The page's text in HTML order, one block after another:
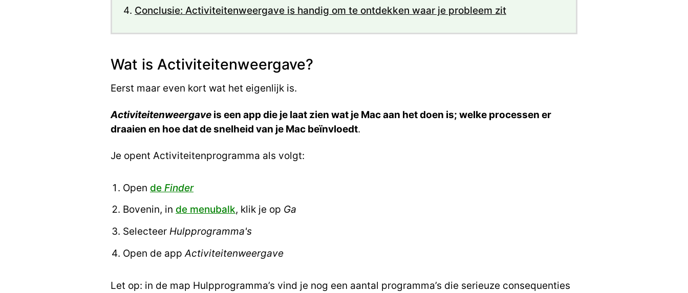
Conclusie: Activiteitenweergave is handig om te ontdekken waar je probleem zit
Wat is Activiteitenweergave?
Eerst maar even kort wat het eigenlijk is.
Activiteitenweergave is een app die je laat zien wat je Mac aan het doen is; welke processen er
draaien en hoe dat de snelheid van je Mac beïnvloedt.
Je opent Activiteitenprogramma als volgt:
Open de Finder
Bovenin, in de menubalk, klik je op Ga
Selecteer Hulpprogramma's
Open de app Activiteitenweergave
Let op: in de map Hulpprogramma’s vind je nog een aantal programma’s die serieuze consequenties